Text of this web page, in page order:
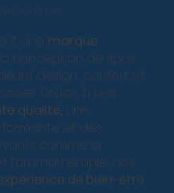
DU SPA
une marque
conception de spas
design, confort et
Grâce à des
qualité, une
et des
comme la
l’aromathérapie, nos
de bien-être